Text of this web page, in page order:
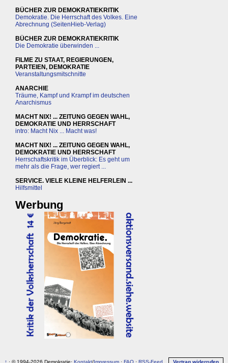
BÜCHER ZUR DEMOKRATIEKRITIK
Demokratie. Die Herrschaft des Volkes. Eine
Abrechnung (SeitenHieb-Verlag)
BÜCHER ZUR DEMOKRATIEKRITIK
Die Demokratie überwinden ...
FILME ZU STAAT, REGIERUNGEN,
PARTEIEN, DEMOKRATIE
Veranstaltungsmitschnitte
ANARCHIE
Träume, Kampf und Krampf im deutschen
Anarchismus
MACHT NIX! ... ZEITUNG GEGEN WAHL,
DEMOKRATIE UND HERRSCHAFT
intro: Macht Nix ... Macht was!
MACHT NIX! ... ZEITUNG GEGEN WAHL,
DEMOKRATIE UND HERRSCHAFT
Herrschaftskritik im Überblick: Es geht um
mehr als die Frage, wer regiert ...
SERVICE. VIELE KLEINE HELFERLEIN ...
Hilfsmittel
Werbung
↑ · © 1994-2026 Demokratie· Kontakt/Impressum · FAQ · RSS-Feed Vertrag widerrufen